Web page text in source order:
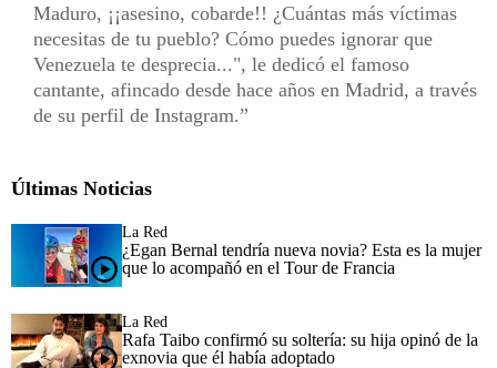
Maduro, ¡¡asesino, cobarde!! ¿Cuántas más víctimas
necesitas de tu pueblo? Cómo puedes ignorar que
Venezuela te desprecia...", le dedicó el famoso
cantante, afincado desde hace años en Madrid, a través
de su perfil de Instagram.
Últimas Noticias
La Red
¿Egan Bernal tendría nueva novia? Esta es la mujer
que lo acompañó en el Tour de Francia
La Red
Rafa Taibo confirmó su soltería: su hija opinó de la
exnovia que él había adoptado